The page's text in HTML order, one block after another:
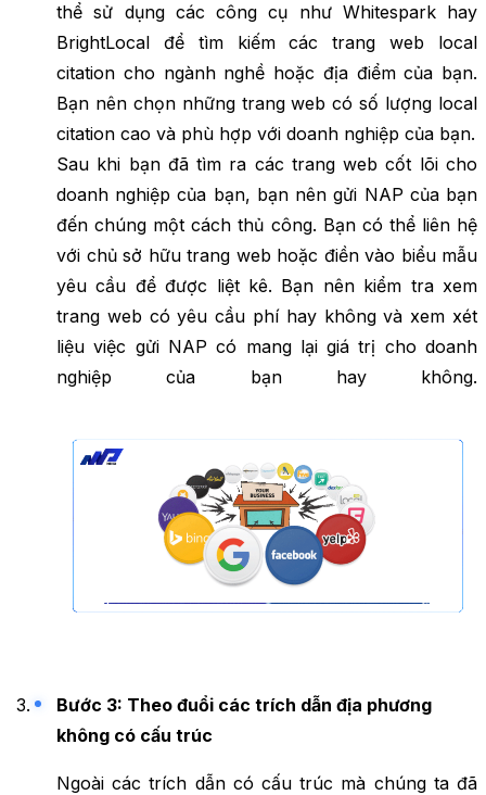
thể sử dụng các công cụ như Whitespark hay
BrightLocal để tìm kiếm các trang web local
citation cho ngành nghề hoặc địa điểm của bạn.
Bạn nên chọn những trang web có số lượng local
citation cao và phù hợp với doanh nghiệp của bạn.
Sau khi bạn đã tìm ra các trang web cốt lõi cho
doanh nghiệp của bạn, bạn nên gửi NAP của bạn
đến chúng một cách thủ công. Bạn có thể liên hệ
với chủ sở hữu trang web hoặc điền vào biểu mẫu
yêu cầu để được liệt kê. Bạn nên kiểm tra xem
trang web có yêu cầu phí hay không và xem xét
liệu việc gửi NAP có mang lại giá trị cho doanh
nghiệp của bạn hay không.
Bước 3: Theo đuổi các trích dẫn địa phương
không có cấu trúc
Ngoài các trích dẫn có cấu trúc mà chúng ta đã